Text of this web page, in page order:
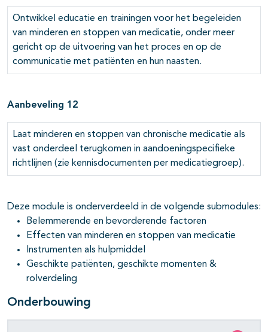
Ontwikkel educatie en trainingen voor het begeleiden
van minderen en stoppen van medicatie, onder meer
gericht op de uitvoering van het proces en op de
communicatie met patiënten en hun naasten.
Aanbeveling 12
Laat minderen en stoppen van chronische medicatie als
vast onderdeel terugkomen in aandoeningspecifieke
richtlijnen (zie kennisdocumenten per medicatiegroep).
Deze module is onderverdeeld in de volgende submodules:
Belemmerende en bevorderende factoren
Effecten van minderen en stoppen van medicatie
Instrumenten als hulpmiddel
Geschikte patiënten, geschikte momenten &
rolverdeling
Onderbouwing